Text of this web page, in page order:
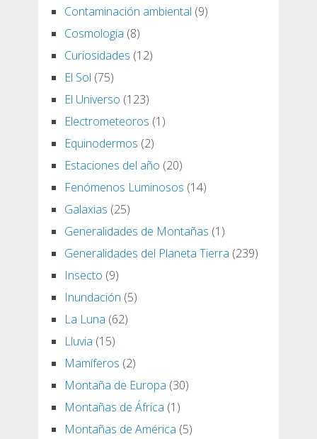
Contaminación ambiental (9)
Cosmologia (8)
Curiosidades (12)
El Sol (75)
El Universo (123)
Electrometeoros (1)
Equinodermos (2)
Estaciones del año (20)
Fenómenos Luminosos (14)
Galaxias (25)
Generalidades de Montañas (1)
Generalidades del Planeta Tierra (239)
Insecto (9)
Inundación (5)
La Luna (62)
Lluvia (15)
Mamíferos (2)
Montaña de Europa (30)
Montañas de África (1)
Montañas de América (5)